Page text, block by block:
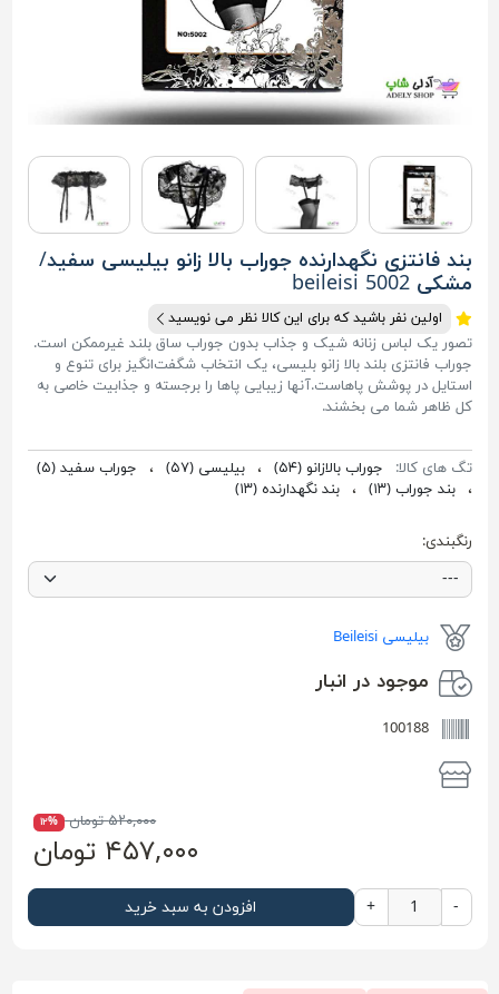
بند فانتزی نگهدارنده جوراب بالا زانو بیلیسی سفید/
مشکی beileisi 5002
اولین نفر باشید که برای این کالا نظر می نویسید
تصور یک لباس زنانه شیک و جذاب بدون جوراب ساق بلند غیرممکن است.
جوراب فانتزی بلند بالا زانو بلیسی، یک انتخاب شگفت‌انگیز برای تنوع و
استایل در پوشش پاهاست.آنها زیبایی پاها را برجسته و جذابیت خاصی به
کل ظاهر شما می بخشند.
تگ های کالا: جوراب بالازانو(۵۴) ، بیلیسی(۵۷) ، جوراب سفید(۵)
،
بند جوراب(۱۳) ، بند نگهدارنده(۱۳)
رنگبندی:
بیلیسی Beileisi
موجود در انبار
100188
۵۲۰,۰۰۰ تومان ۱۲%
۴۵۷,۰۰۰ تومان
-
+ افزودن به سبد خرید